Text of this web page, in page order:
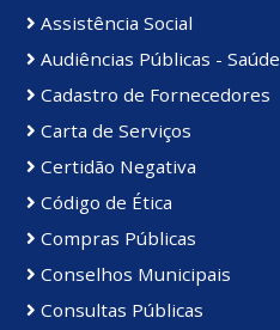
Assistência Social
Audiências Públicas - Saúde
Cadastro de Fornecedores
Carta de Serviços
Certidão Negativa
Código de Ética
Compras Públicas
Conselhos Municipais
Consultas Públicas